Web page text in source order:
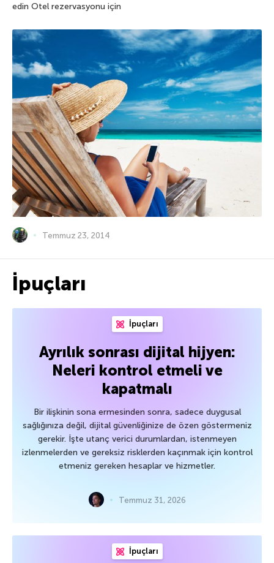
edin Otel rezervasyonu için
Temmuz 23, 2014
İpuçları
İpuçları
Ayrılık sonrası dijital hijyen:
Neleri kontrol etmeli ve
kapatmalı
Bir ilişkinin sona ermesinden sonra, sadece duygusal
sağlığınıza değil, dijital güvenliğinize de özen göstermeniz
gerekir. İşte utanç verici durumlardan, istenmeyen
izlenmelerden ve gereksiz risklerden kaçınmak için kontrol
etmeniz gereken hesaplar ve hizmetler.
Temmuz 31, 2026
İpuçları